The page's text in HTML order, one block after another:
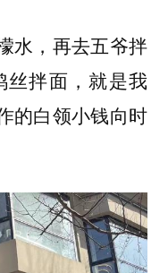
水，再去五爷拌
丝拌面，就是我
的白领小钱向时